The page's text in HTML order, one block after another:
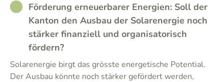
RATHER_GOOD
Förderung erneuerbarer Energien: Soll der
Kanton den Ausbau der Solarenergie noch
stärker finanziell und organisatorisch
fördern?
Solarenergie birgt das grösste energetische Potential.
Der Ausbau könnte noch stärker gefördert werden,